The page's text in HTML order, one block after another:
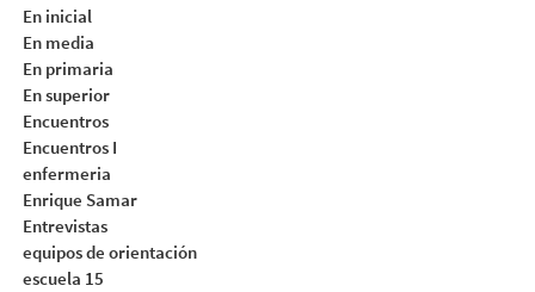
En inicial
En media
En primaria
En superior
Encuentros
Encuentros I
enfermeria
Enrique Samar
Entrevistas
equipos de orientación
escuela 15